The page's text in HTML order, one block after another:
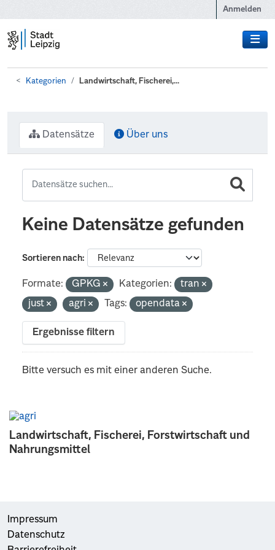
Anmelden
Kategorien Landwirtschaft, Fischerei,...
Landwirtschaft, Fischerei, Forstwirtschaft und
Nahrungsmittel
Datensätze Über uns
Keine Datensätze gefunden
Sortieren nach
Formate: GPKG Kategorien:
tran
just
agri Tags: opendata
Ergebnisse filtern
Bitte versuch es mit einer anderen Suche.
Impressum
Datenschutz